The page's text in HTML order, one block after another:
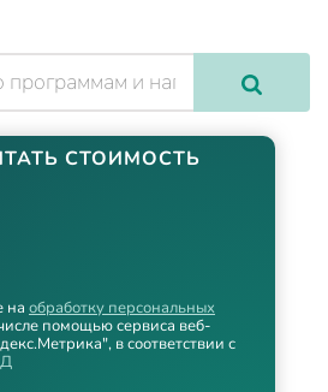
СТОИМОСТЬ
на обработку персональных
помощью сервиса веб-
в соответствии с